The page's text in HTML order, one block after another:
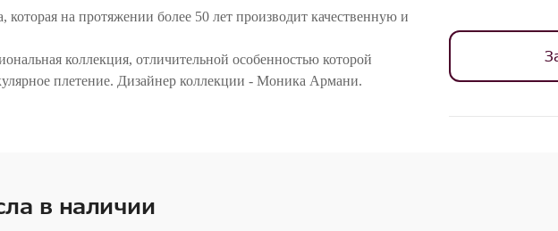
которая на протяжении более 50 лет производит качественную и
коллекция, отличительной особенностью которой
плетение. Дизайнер коллекции - Моника Армани.
обтянуто тканевой обивкой с наполнением из резины
декоративные подушки под спину (50*30см, 60*40см), одна
в наличии